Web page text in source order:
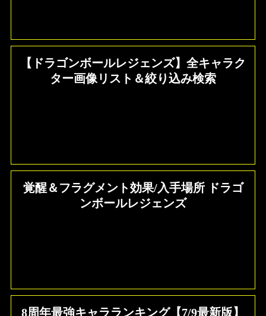
【ドラゴンボールレジェンズ】全キャラク
ター画像リスト＆絞り込み検索
覚醒＆フラグメント効果/入手場所 ドラゴ
ンボールレジェンズ
8周年最強キャラランキング【7/9最新版】